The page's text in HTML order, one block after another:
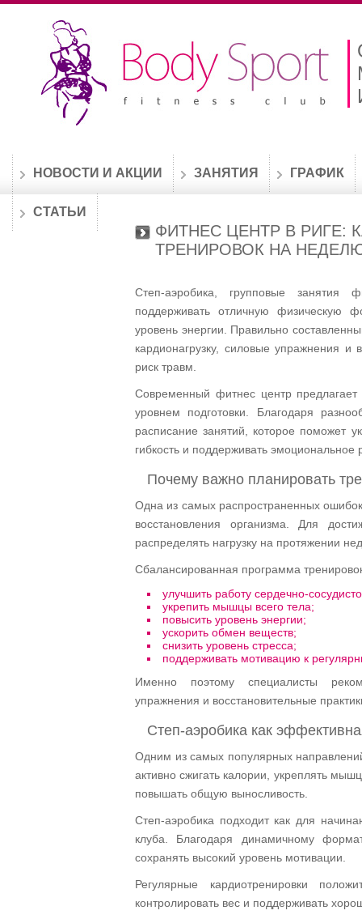
НОВОСТИ И АКЦИИ ЗАНЯТИЯ ГРАФИК
СТАТЬИ
ФИТНЕС ЦЕНТР В РИГЕ:
ТРЕНИРОВОК НА
Степ-аэробика, групповые
поддерживать отличную физическую
уровень энергии. Правильно
кардионагрузку, силовые упражнения и
риск травм.
Современный фитнес центр
уровнем подготовки. Благодаря
расписание занятий, которое поможет
гибкость и поддерживать эмоциональное
Почему важно планировать
Одна из самых распространенных
восстановления организма. Для
распределять нагрузку на протяжении
Сбалансированная программа
улучшить работу сердечно-
укрепить мышцы всего тела;
повысить уровень энергии;
ускорить обмен веществ;
снизить уровень стресса;
поддерживать мотивацию к
Именно поэтому специалисты
упражнения и восстановительные
Степ-аэробика как
Одним из самых популярных
активно сжигать калории, укреплять
повышать общую выносливость.
Степ-аэробика подходит как для
клуба. Благодаря динамичному
сохранять высокий уровень мотивации.
Регулярные кардиотренировки
контролировать вес и поддерживать